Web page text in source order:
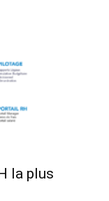
la plus